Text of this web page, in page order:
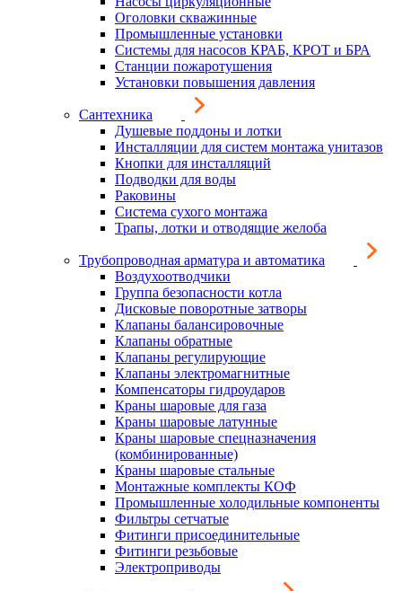
Оголовки скважинные
Промышленные установки
Системы для насосов КРАБ, КРОТ и БРА
Станции пожаротушения
Установки повышения давления
Сантехника
Душевые поддоны и лотки
Инсталляции для систем монтажа унитазов
Кнопки для инсталляций
Подводки для воды
Раковины
Система сухого монтажа
Трапы, лотки и отводящие желоба
Трубопроводная арматура и автоматика
Воздухоотводчики
Группа безопасности котла
Дисковые поворотные затворы
Клапаны балансировочные
Клапаны обратные
Клапаны регулирующие
Клапаны электромагнитные
Компенсаторы гидроударов
Краны шаровые для газа
Краны шаровые латунные
Краны шаровые спецназначения
(комбинированные)
Краны шаровые стальные
Монтажные комплекты КОФ
Промышленные холодильные компоненты
Фильтры сетчатые
Фитинги присоединительные
Фитинги резьбовые
Электроприводы